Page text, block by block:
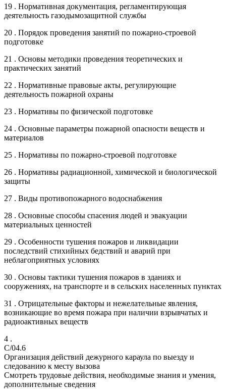
19 . Нормативная документация, регламентирующая
деятельность газодымозащитной службы
20 . Порядок проведения занятий по пожарно-строевой
подготовке
21 . Основы методики проведения теоретических и
практических занятий
22 . Нормативные правовые акты, регулирующие
деятельность пожарной охраны
23 . Нормативы по физической подготовке
24 . Основные параметры пожарной опасности веществ и
материалов
25 . Нормативы по пожарно-строевой подготовке
26 . Нормативы радиационной, химической и биологической
защиты
27 . Виды противопожарного водоснабжения
28 . Основные способы спасения людей и эвакуации
материальных ценностей
29 . Особенности тушения пожаров и ликвидации
последствий стихийных бедствий и аварий при
неблагоприятных условиях
30 . Основы тактики тушения пожаров в зданиях и
сооружениях, на транспорте и в сельских населенных пунктах
31 . Отрицательные факторы и нежелательные явления,
возникающие во время пожара при наличии взрывчатых и
радиоактивных веществ
4 .
C/04.6
Организация действий дежурного караула по выезду и
следованию к месту вызова
Смотреть трудовые действия, необходимые знания и умения,
дополнительные сведения